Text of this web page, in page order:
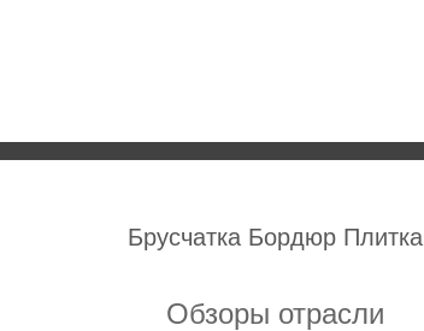
Брусчатка Бордюр Плитка
Обзоры отрасли